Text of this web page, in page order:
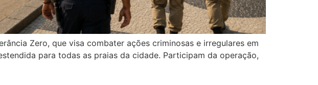
Zero, que visa combater ações criminosas e irregulares em
para todas as praias da cidade. Participam da operação,